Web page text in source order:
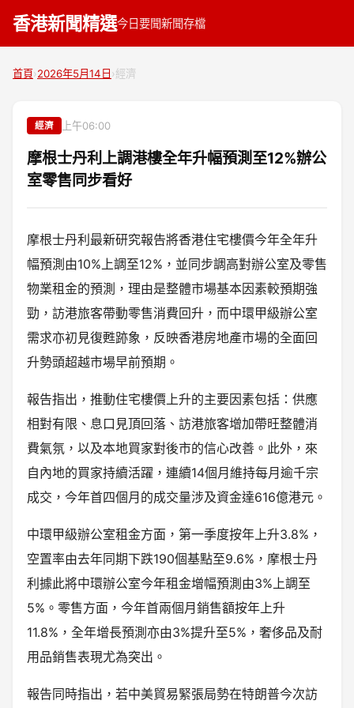
香港新聞精選今日要聞新聞存檔
首頁›2026年5月14日 ›經濟
經濟 上午06:00
摩根士丹利上調港樓全年升幅預測至12%辦公
室零售同步看好
摩根士丹利最新研究報告將香港住宅樓價今年全年升
幅預測由10%上調至12%，並同步調高對辦公室及零售
物業租金的預測，理由是整體市場基本因素較預期強
勁，訪港旅客帶動零售消費回升，而中環甲級辦公室
需求亦初見復甦跡象，反映香港房地產市場的全面回
升勢頭超越市場早前預期。
報告指出，推動住宅樓價上升的主要因素包括：供應
相對有限、息口見頂回落、訪港旅客增加帶旺整體消
費氣氛，以及本地買家對後市的信心改善。此外，來
自內地的買家持續活躍，連續14個月維持每月逾千宗
成交，今年首四個月的成交量涉及資金達616億港元。
中環甲級辦公室租金方面，第一季度按年上升3.8%，
空置率由去年同期下跌190個基點至9.6%，摩根士丹
利據此將中環辦公室今年租金增幅預測由3%上調至
5%。零售方面，今年首兩個月銷售額按年上升
11.8%，全年增長預測亦由3%提升至5%，奢侈品及耐
用品銷售表現尤為突出。
報告同時指出，若中美貿易緊張局勢在特朗普今次訪